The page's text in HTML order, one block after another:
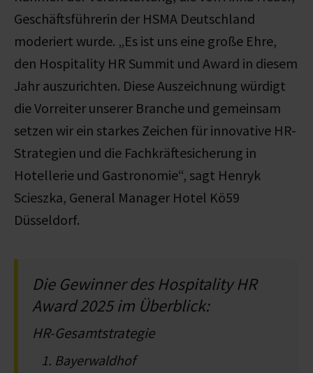
Geschäftsführerin der HSMA Deutschland
moderiert wurde. „Es ist uns eine große Ehre,
den Hospitality HR Summit und Award in diesem
Jahr auszurichten. Diese Auszeichnung würdigt
die Vorreiter unserer Branche und gemeinsam
setzen wir ein starkes Zeichen für innovative HR-
Strategien und die Fachkräftesicherung in
Hotellerie und Gastronomie“, sagt Henryk
Scieszka, General Manager Hotel Kö59
Düsseldorf⁠.
Die Gewinner des Hospitality HR
Award 2025 im Überblick:
HR-Gesamtstrategie
Bayerwaldhof